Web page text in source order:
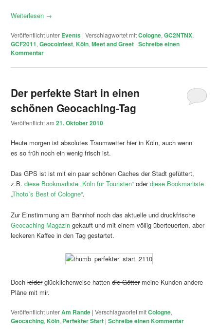
Weiterlesen →
Veröffentlicht unter Events |Verschlagwortet mitCologne,GC2NTNX,
GCF2011,Geocoinfest,Köln,Meet and Greet |Schreibe einen
Kommentar
Der perfekte Start in einen
schönen Geocaching-Tag
Veröffentlicht am21. Oktober 2010
Heute morgen ist absolutes Traumwetter hier in Köln, auch wenn
es so früh noch ein wenig frisch ist.
Das GPS ist ist mit ein paar schönen Caches der Stadt gefüttert,
z.B.diese Bookmarliste „Köln für Touristen“ oderdiese Bookmarliste
„Thoto´s Best of Cologne“.
Zur Einstimmung am Bahnhof noch das aktuelle und druckfrische
Geocaching-Magazin gekauft und mit einem völlig überteuerten, aber
leckeren Kaffee in den Tag gestartet.
Dochleiderglücklicherweise hattendie Göttermeine Kunden andere
Pläne mit mir.
Veröffentlicht unterAm Rande |Verschlagwortet mitCologne,
Geocaching,Köln, Perfekter Start |Schreibe einen Kommentar